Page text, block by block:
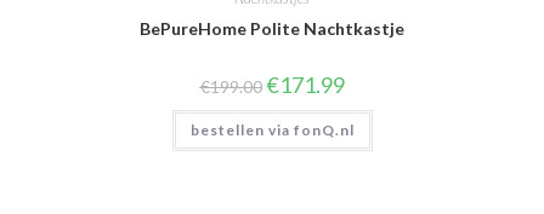
BePureHome Polite Nachtkastje
€199.00 Oorspronkelijke
prijs
was:
€199.00.
€171.99Huidige
is:
€171.99.
bestellen via fonQ.nl